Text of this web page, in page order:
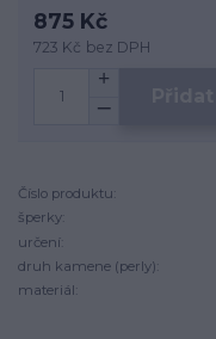
875 Kč
723 Kč bez DPH
Číslo produktu:
šperky:
určení:
druh kamene (perly):
materiál: